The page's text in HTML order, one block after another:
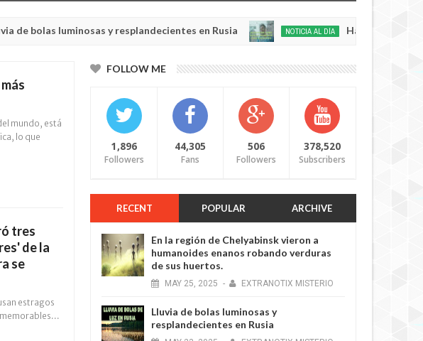
luminosas y resplandecientes en Rusia
20250
NOTICIA AL DÍA Habló con Dios: Hombre
mundo, está
lo que
tres
de la
se
estragos
FOLLOW ME
1,896
Followers
44,305
Fans
506
Followers
378,520
Subscribers
RECENT POPULAR ARCHIVE
En la región de Chelyabinsk vieron a
humanoides enanos robando verduras
de sus huertos.
MAY 25, 2025 - EXTRANOTIX MISTERIO
Lluvia de bolas luminosas y
resplandecientes en Rusia